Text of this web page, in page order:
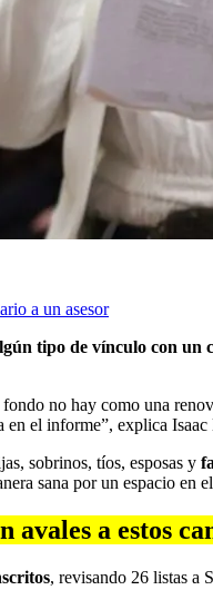
a un asesor
tipo de vínculo con
no hay como una
en el informe”, explica
sobrinos, tíos, esposas y
sana por un espacio en
avales a estos
, revisando 26 listas a